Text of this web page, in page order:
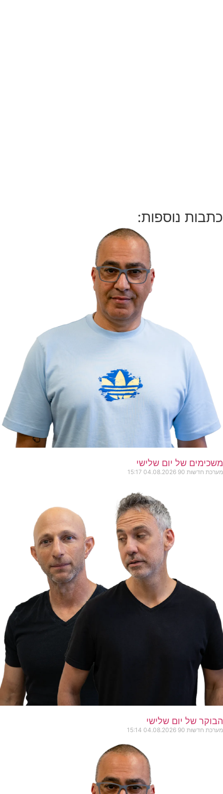
כתבות נוספות:
משכימים של יום שלישי
מערכת חדשות 90 04.08.2026
15:17
הבוקר של יום שלישי
מערכת חדשות 90 04.08.2026
15:14